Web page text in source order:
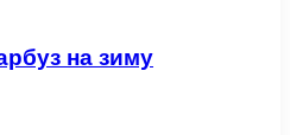
на зиму